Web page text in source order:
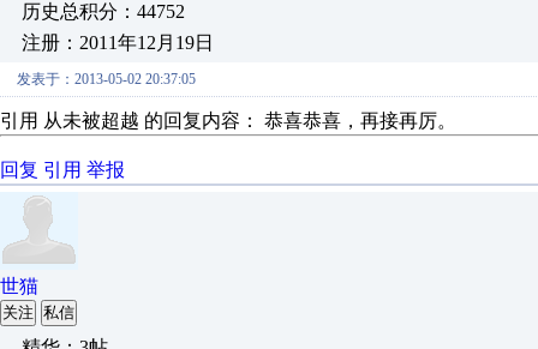
历史总积分：44752
注册：2011年12月19日
发表于：2013-05-02 20:37:05
引用 从未被超越 的回复内容： 恭喜恭喜，再接再厉。
回复 引用 举报
世猫
关注 私信